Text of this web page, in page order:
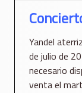
Yandel
de julio de
necesario
venta el